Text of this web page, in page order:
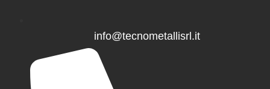
info@tecnometallisrl.it